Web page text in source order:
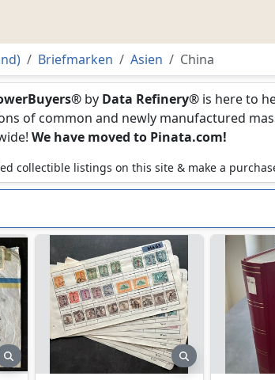
Briefmarken Asien China
by Data Refinery® is here to
of common and newly manufactured
We have moved to Pinata.com!
collectible listings on this site & make a
preview preview